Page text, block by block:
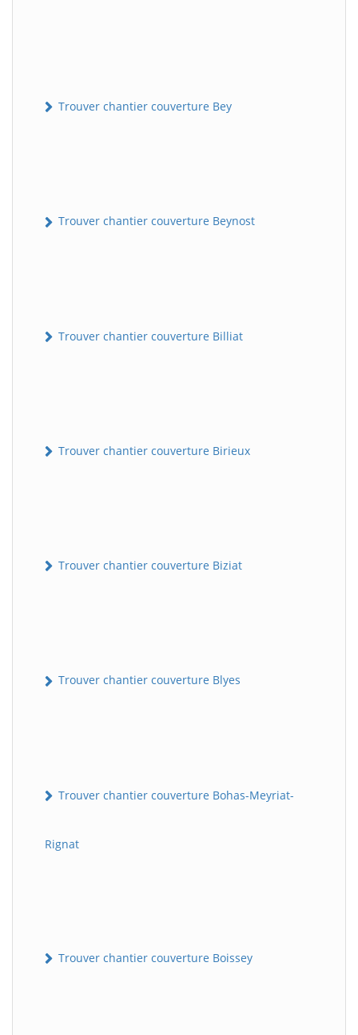
Trouver chantier couverture Bey
Trouver chantier couverture Beynost
Trouver chantier couverture Billiat
Trouver chantier couverture Birieux
Trouver chantier couverture Biziat
Trouver chantier couverture Blyes
Trouver chantier couverture Bohas-Meyriat-
Rignat
Trouver chantier couverture Boissey